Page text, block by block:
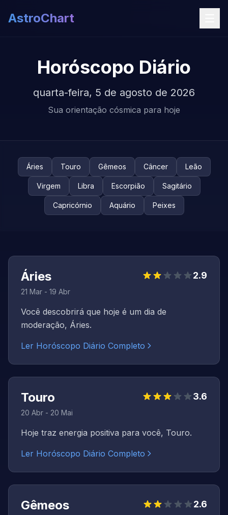
AstroChart
Horóscopo Diário
quarta-feira, 5 de agosto de 2026
Sua orientação cósmica para hoje
Áries Touro Gêmeos Câncer Leão
Virgem Libra Escorpião Sagitário
Capricórnio Aquário Peixes
Áries
21 Mar - 19 Abr
2.9
Você descobrirá que hoje é um dia de
moderação, Áries.
Ler Horóscopo Diário Completo
Touro
20 Abr - 20 Mai
3.6
Hoje traz energia positiva para você, Touro.
Ler Horóscopo Diário Completo
Gêmeos 2.6